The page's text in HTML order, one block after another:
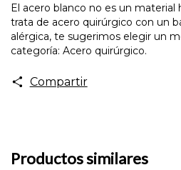
El acero blanco no es un material
trata de acero quirúrgico con un
alérgica, te sugerimos elegir un
categoría: Acero quirúrgico.
Compartir
Productos similares